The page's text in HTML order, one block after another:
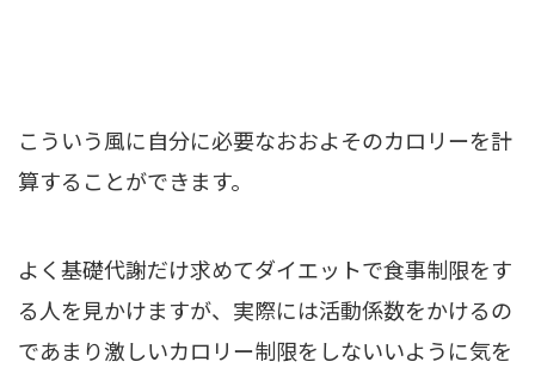
こういう風に自分に必要なおおよそのカロリーを計
算することができます。
よく基礎代謝だけ求めてダイエットで食事制限をす
る人を見かけますが、実際には活動係数をかけるの
であまり激しいカロリー制限をしないいように気を